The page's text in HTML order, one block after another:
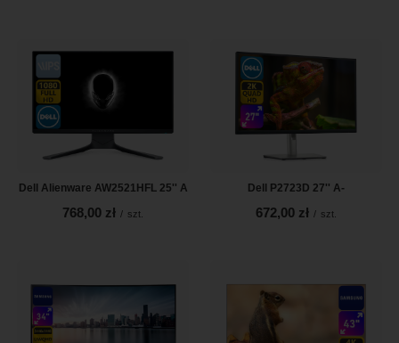
Dell Alienware AW2521HFL 25'' A
768,00 zł / szt.
Dell P2723D 27'' A-
672,00 zł / szt.